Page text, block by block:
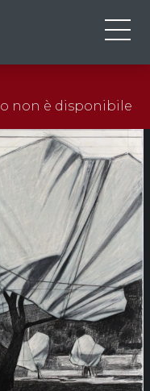
EN
FR
non è disponibile